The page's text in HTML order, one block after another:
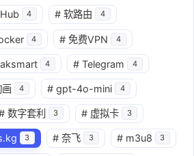
4 # 软路由 4
4 # 免费VPN 4
4 # Telegram 4
4 # gpt-4o-mini 4
数字套利 3 # 虚拟卡 3
3 # 奈飞 3 # m3u8 3